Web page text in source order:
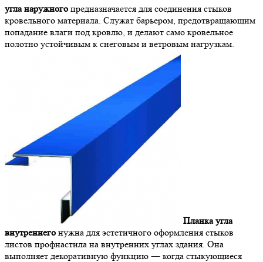
угла наружного предназначается для соединения стыков
кровельного материала. Служат барьером, предотвращающим
попадание влаги под кровлю, и делают само кровельное
полотно устойчивым к снеговым и ветровым нагрузкам.
Планка угла
внутреннего нужна для эстетичного оформления стыков
листов профнастила на внутренних углах здания. Она
выполняет декоративную функцию ― когда стыкующиеся